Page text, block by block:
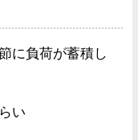
に負荷が蓄積し
い